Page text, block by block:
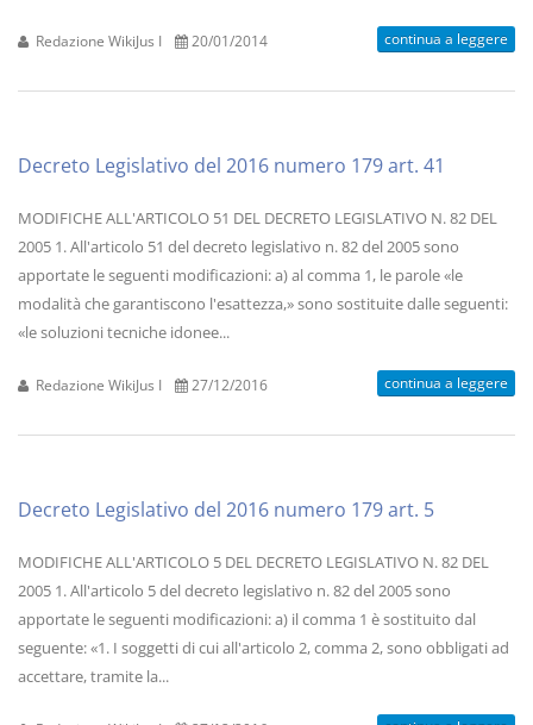
Redazione WikiJus I 20/01/2014 continua a leggere
Decreto Legislativo del 2016 numero 179 art. 41
MODIFICHE ALL'ARTICOLO 51 DEL DECRETO LEGISLATIVO N. 82 DEL
2005 1. All'articolo 51 del decreto legislativo n. 82 del 2005 sono
apportate le seguenti modificazioni: a) al comma 1, le parole «le
modalità che garantiscono l'esattezza,» sono sostituite dalle seguenti:
«le soluzioni tecniche idonee...
Redazione WikiJus I 27/12/2016 continua a leggere
Decreto Legislativo del 2016 numero 179 art. 5
MODIFICHE ALL'ARTICOLO 5 DEL DECRETO LEGISLATIVO N. 82 DEL
2005 1. All'articolo 5 del decreto legislativo n. 82 del 2005 sono
apportate le seguenti modificazioni: a) il comma 1 è sostituito dal
seguente: «1. I soggetti di cui all'articolo 2, comma 2, sono obbligati ad
accettare, tramite la...